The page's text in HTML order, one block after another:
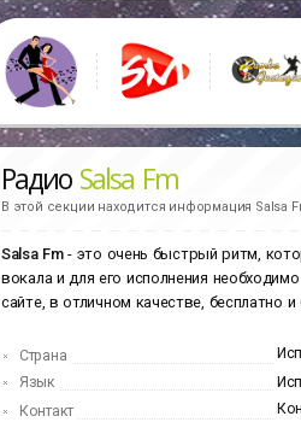
Радио Salsa Fm
В этой секции находится информация Salsa
Salsa Fm- это очень быстрый ритм,
вокала и для его исполнения
сайте, в отличном качестве, бесплатно и
Страна
Язык
Контакт